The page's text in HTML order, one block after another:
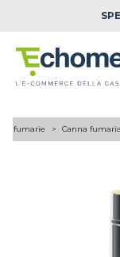
fumarie Canna